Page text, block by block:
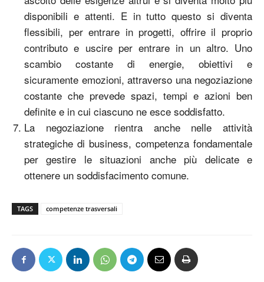
disponibili e attenti. E in tutto questo si diventa
flessibili, per entrare in progetti, offrire il proprio
contributo e uscire per entrare in un altro. Uno
scambio costante di energie, obiettivi e
sicuramente emozioni, attraverso una negoziazione
costante che prevede spazi, tempi e azioni ben
definite e in cui ciascuno ne esce soddisfatto.
La negoziazione rientra anche nelle attività
strategiche di business, competenza fondamentale
per gestire le situazioni anche più delicate e
ottenere un soddisfacimento comune.
TAGS competenze trasversali